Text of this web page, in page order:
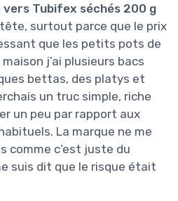
vers Tubifex séchés 200 g
surtout parce que le prix
que les petits pots de
j’ai plusieurs bacs
bettas, des platys et
un truc simple, riche
un peu par rapport aux
La marque ne me
comme c’est juste du
suis dit que le risque était